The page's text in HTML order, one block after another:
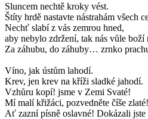
Sluncem nechtě kroky vést.
Štíty hrdě nastavte nástrahám všech
Nechť slabí z vás zemrou hned,
aby nebylo zdržení, tak nás vůle
Za záhubu, do záhuby… zrnko
Víno, jak ústům lahodí.
Krev, jen krev na kříži sladké jahodí.
Vzhůru kopí! jsme v Zemi Svaté!
Mí malí křižáci, pozvedněte číše zlaté!
Ať zazní písně oslavné! Dokázali jste